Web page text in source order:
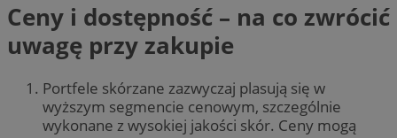
Ceny i dostępność – na co zwrócić
uwagę przy zakupie
Portfele skórzane zazwyczaj plasują się w
wyższym segmencie cenowym, szczególnie
wykonane z wysokiej jakości skór. Ceny mogą